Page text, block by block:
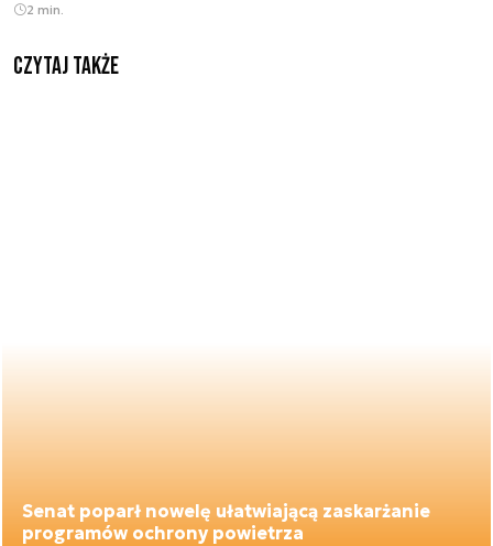
2 min.
Czytaj także
Senat poparł nowelę ułatwiającą zaskarżanie
programów ochrony powietrza